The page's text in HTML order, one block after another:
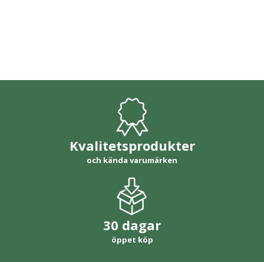
Kvalitetsprodukter
och kända varumärken
30 dagar
öppet köp